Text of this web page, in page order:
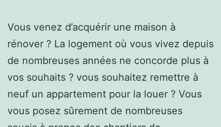
Vous venez d’acquérir une maison à
rénover ? La logement où vous vivez depuis
de nombreuses années ne concorde plus à
vos souhaits ? vous souhaitez remettre à
neuf un appartement pour la louer ? Vous
vous posez sûrement de nombreuses